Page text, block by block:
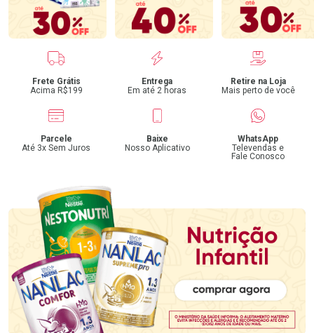
Benefícios
Frete Grátis
Acima R$199
Entrega
Em até 2 horas
Retire na Loja
Mais perto de você
Parcele
Até 3x Sem Juros
Baixe
Nosso Aplicativo
WhatsApp
Televendas e
Fale Conosco